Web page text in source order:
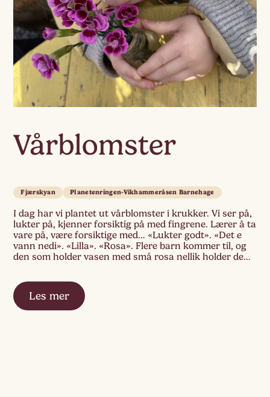
Vårblomster
Fjærskyan Planetenringen-Vikhammeråsen Barnehage
I dag har vi plantet ut vårblomster i krukker. Vi ser på,
lukter på, kjenner forsiktig på med fingrene. Lærer å ta
vare på, være forsiktige med… «Lukter godt». «Det e
vann nedi». «Lilla». «Rosa». Flere barn kommer til, og
den som holder vasen med små rosa nellik holder de
Les mer